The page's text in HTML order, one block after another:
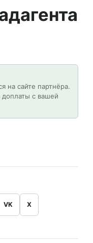
на сайте партнёра.
с вашей
VK X